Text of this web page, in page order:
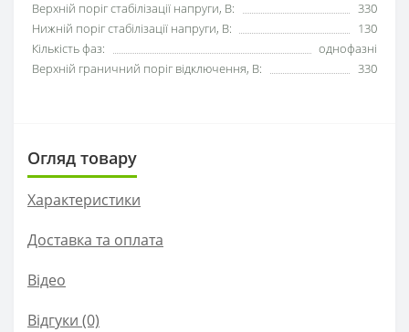
Верхній поріг стабілізації напруги, В:
330
Нижній поріг стабілізації напруги, В:
130
Кількість фаз:
однофазні
Верхній граничний поріг відключення, В:
330
Огляд товару
Характеристики
Доставка та оплата
Вiдео
Відгуки (0)